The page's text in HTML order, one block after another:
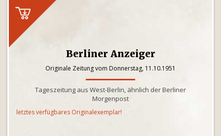
Berliner Anzeiger
Originale Zeitung vom Donnerstag, 11.10.1951
Tageszeitung aus West-Berlin, ähnlich der Berliner
Morgenpost
letztes verfügbares Originalexemplar!